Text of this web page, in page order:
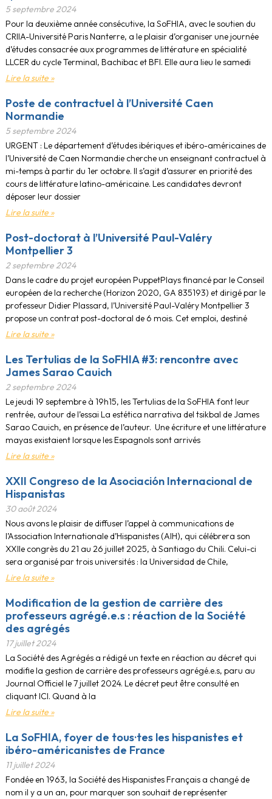
5 septembre 2024
Pour la deuxième année consécutive, la SoFHIA, avec le soutien du
CRIIA-Université Paris Nanterre, a le plaisir d’organiser une journée
d’études consacrée aux programmes de littérature en spécialité
LLCER du cycle Terminal, Bachibac et BFI. Elle aura lieu le samedi
Lire la suite »
Poste de contractuel à l’Université Caen
Normandie
5 septembre 2024
URGENT : Le département d’études ibériques et ibéro-américaines de
l’Université de Caen Normandie cherche un enseignant contractuel à
mi-temps à partir du 1er octobre. Il s’agit d’assurer en priorité des
cours de littérature latino-américaine. Les candidat·e·s devront
déposer leur dossier
Lire la suite »
Post-doctorat à l’Université Paul-Valéry
Montpellier 3
2 septembre 2024
Dans le cadre du projet européen PuppetPlays financé par le Conseil
européen de la recherche (Horizon 2020, GA 835193) et dirigé par le
professeur Didier Plassard, l’Université Paul-Valéry Montpellier 3
propose un contrat post-doctoral de 6 mois. Cet emploi, destiné
Lire la suite »
Les Tertulias de la SoFHIA #3: rencontre avec
James Sarao Cauich
2 septembre 2024
Le jeudi 19 septembre à 19h15, les Tertulias de la SoFHIA font leur
rentrée, autour de l’essai La estética narrativa del tsikbal de James
Sarao Cauich, en présence de l’auteur. Une écriture et une littérature
mayas existaient lorsque les Espagnols sont arrivés
Lire la suite »
XXII Congreso de la Asociación Internacional de
Hispanistas
30 août 2024
Nous avons le plaisir de diffuser l’appel à communications de
l’Association Internationale d’Hispanistes (AIH), qui célébrera son
XXIIe congrès du 21 au 26 juillet 2025, à Santiago du Chili. Celui-ci
sera organisé par trois universités : la Universidad de Chile,
Lire la suite »
Modification de la gestion de carrière des
professeurs agrégé.e.s : réaction de la Société
des agrégés
17 juillet 2024
La Société des Agrégés a rédigé un texte en réaction au décret qui
modifie la gestion de carrière des professeurs agrégé.e.s, paru au
Journal Officiel le 7 juillet 2024. Le décret peut être consulté en
cliquant ICI. Quand à la
Lire la suite »
La SoFHIA, foyer de tous·tes les hispanistes et
ibéro-américanistes de France
11 juillet 2024
Fondée en 1963, la Société des Hispanistes Français a changé de
nom il y a un an, pour marquer son souhait de représenter